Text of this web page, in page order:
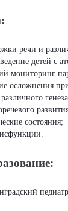
речи и
детей с
мониторинг
осложнения
состояния;